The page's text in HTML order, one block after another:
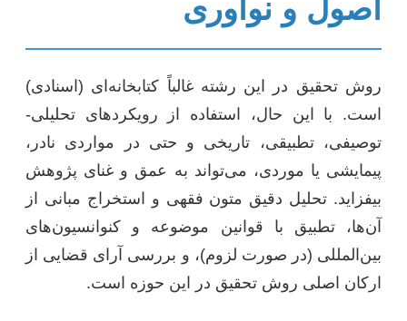
اصول و نوآوری
روش تحقیق در این رشته غالباً کتابخانه‌ای (اسنادی)
است. با این حال، استفاده از رویکردهای تحلیلی-
توصیفی، تطبیقی، تاریخی و حتی در مواردی نادر،
پیمایشی یا موردی، می‌تواند به عمق و غنای پژوهش
بیفزاید. تحلیل دقیق متون فقهی و استخراج مبانی از
آن‌ها، تطبیق با قوانین موضوعه و کنوانسیون‌های
بین‌المللی (در صورت لزوم)، و بررسی آرای قضایی از
ارکان اصلی روش تحقیق در این حوزه است.